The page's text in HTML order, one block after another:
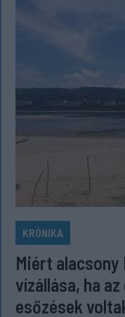
KRÓNIKA
Miért alacsony
vízállása, ha
esőzések